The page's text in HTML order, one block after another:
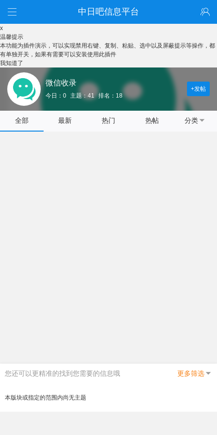
中日吧信息平台
x
温馨提示
本功能为插件演示，可以实现禁用右键、复制、粘贴、选中以及屏蔽提示等操作，都
有单独开关，如果有需要可以安装使用此插件
我知道了
微信收录
今日：0 主题：41 排名：18
+发帖
全部 最新 热门 热帖 分类
您还可以更精准的找到您需要的信息哦 更多筛选
本版块或指定的范围内尚无主题